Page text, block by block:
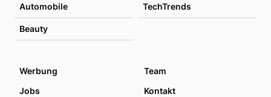
Automobile TechTrends
Beauty
Werbung
Team
Jobs
Kontakt